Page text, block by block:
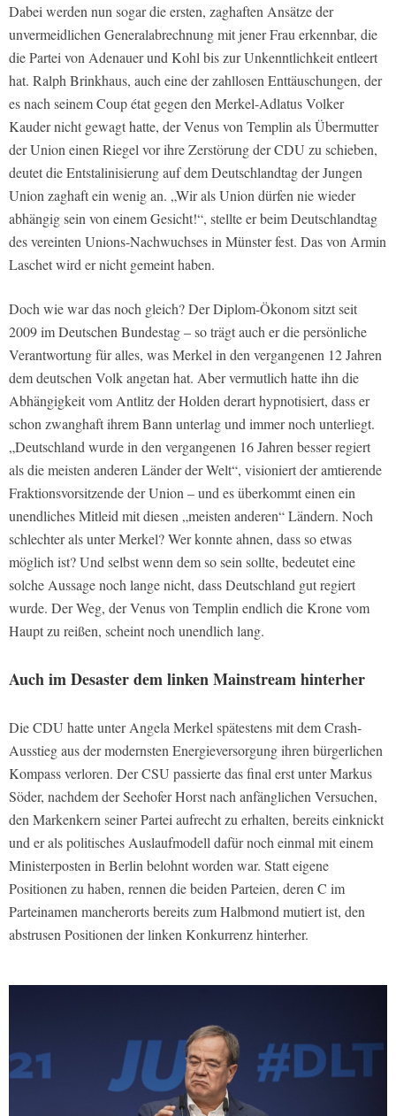
Dabei werden nun sogar die ersten, zaghaften Ansätze der
unvermeidlichen Generalabrechnung mit jener Frau erkennbar, die
die Partei von Adenauer und Kohl bis zur Unkenntlichkeit entleert
hat. Ralph Brinkhaus, auch eine der zahllosen Enttäuschungen, der
es nach seinem Coup état gegen den Merkel-Adlatus Volker
Kauder nicht gewagt hatte, der Venus von Templin als Übermutter
der Union einen Riegel vor ihre Zerstörung der CDU zu schieben,
deutet die Entstalinisierung auf dem Deutschlandtag der Jungen
Union zaghaft ein wenig an. „Wir als Union dürfen nie wieder
abhängig sein von einem Gesicht!“, stellte er beim Deutschlandtag
des vereinten Unions-Nachwuchses in Münster fest. Das von Armin
Laschet wird er nicht gemeint haben.
Doch wie war das noch gleich? Der Diplom-Ökonom sitzt seit
2009 im Deutschen Bundestag – so trägt auch er die persönliche
Verantwortung für alles, was Merkel in den vergangenen 12 Jahren
dem deutschen Volk angetan hat. Aber vermutlich hatte ihn die
Abhängigkeit vom Antlitz der Holden derart hypnotisiert, dass er
schon zwanghaft ihrem Bann unterlag und immer noch unterliegt.
„Deutschland wurde in den vergangenen 16 Jahren besser regiert
als die meisten anderen Länder der Welt“, visioniert der amtierende
Fraktionsvorsitzende der Union – und es überkommt einen ein
unendliches Mitleid mit diesen „meisten anderen“ Ländern. Noch
schlechter als unter Merkel? Wer konnte ahnen, dass so etwas
möglich ist? Und selbst wenn dem so sein sollte, bedeutet eine
solche Aussage noch lange nicht, dass Deutschland gut regiert
wurde. Der Weg, der Venus von Templin endlich die Krone vom
Haupt zu reißen, scheint noch unendlich lang.
Auch im Desaster dem linken Mainstream hinterher
Die CDU hatte unter Angela Merkel spätestens mit dem Crash-
Ausstieg aus der modernsten Energieversorgung ihren bürgerlichen
Kompass verloren. Der CSU passierte das final erst unter Markus
Söder, nachdem der Seehofer Horst nach anfänglichen Versuchen,
den Markenkern seiner Partei aufrecht zu erhalten, bereits einknickt
und er als politisches Auslaufmodell dafür noch einmal mit einem
Ministerposten in Berlin belohnt worden war. Statt eigene
Positionen zu haben, rennen die beiden Parteien, deren C im
Parteinamen mancherorts bereits zum Halbmond mutiert ist, den
abstrusen Positionen der linken Konkurrenz hinterher.